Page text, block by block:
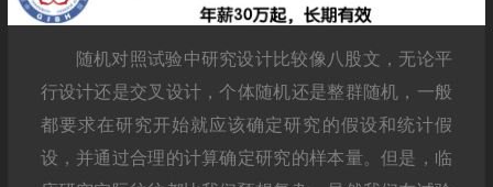
随机对照试验中研究设计比较像八股文，无论平
行设计还是交叉设计，个体随机还是整群随机，一般
都要求在研究开始就应该确定研究的假设和统计假
设，并通过合理的计算确定研究的样本量。但是，临